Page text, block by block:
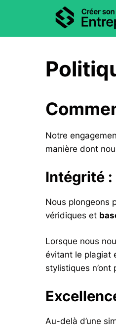
Notre
manière dont
Intégrité
Nous plongeons
véridiques et
Lorsque nous
évitant le plagiat
stylistiques n’ont
Au-delà d’une